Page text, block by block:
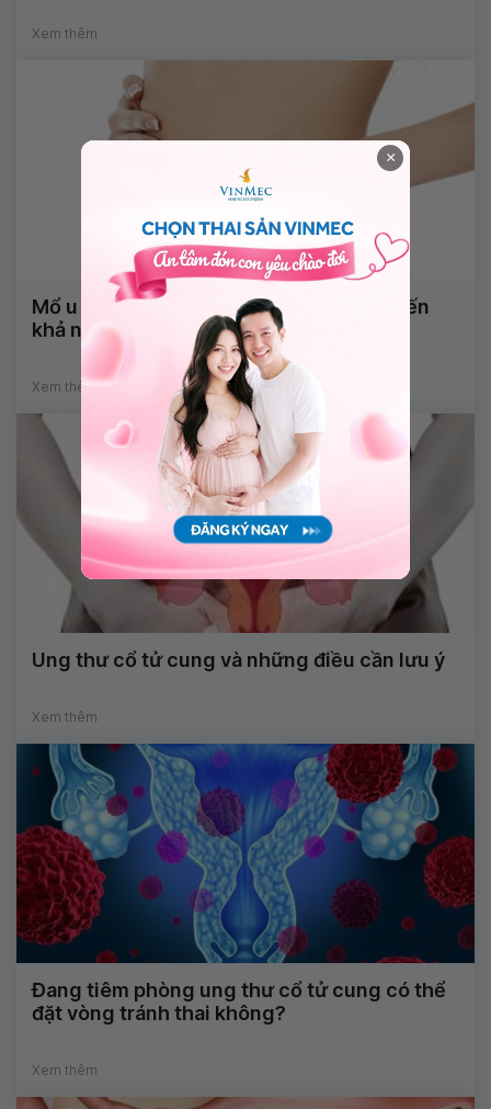
Xem thêm
Mổ u nang buồng trứng có ảnh hưởng đến
khả năng sinh sản không?
Xem thêm
Ung thư cổ tử cung và những điều cần lưu ý
Xem thêm
Đang tiêm phòng ung thư cổ tử cung có thể
đặt vòng tránh thai không?
Xem thêm
×